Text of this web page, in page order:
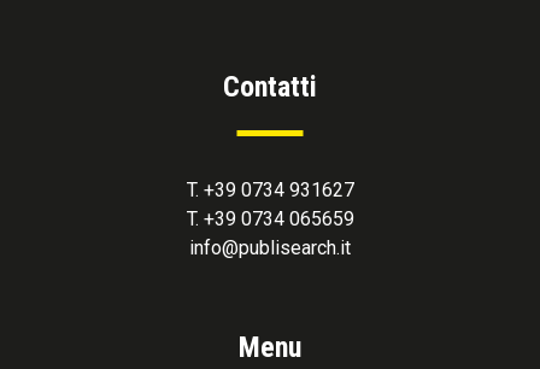
Contatti
T. +39 0734 931627
T. +39 0734 065659
info@publisearch.it
Menu